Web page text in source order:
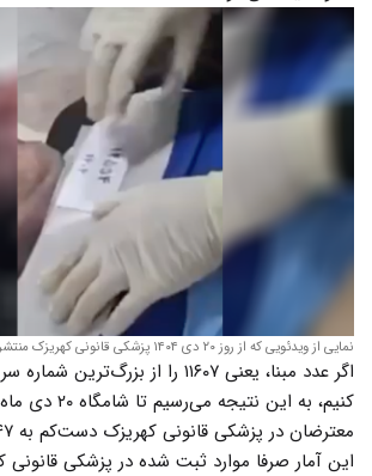
نمایی از ویدئویی که از روز ۲۰ دی ۱۴۰۴ پزشکی قانونی کهریزک منتشر شده است.
کنیم، به این
معترضان در پزشکی قانونی کهریزک دست‌کم به ۹۴۷ تن می‌رسد.